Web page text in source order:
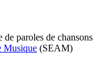
de paroles de chansons
Musique (SEAM)